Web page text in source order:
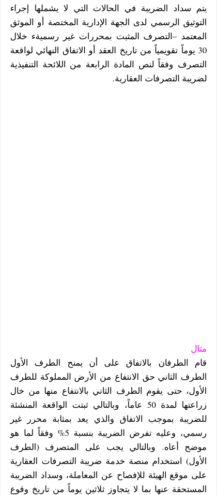
يتم سداد الضريبة في الحالات التي لا يشملها إجراء
التوثيق الرسمي لدى الجهة الإدارية المختصة أو الموثق
المعتمد –التصرف المثبت بمحررات غير رسميةء خلال
30 يوماً تقويمياً من تاريخ العقد أو الاتفاق النهائي لواقعة
التصرف وفقاً لنص المادة الرابعة من اللائحة التنفيذية
لضريبة التصرفات العقارية.
مثال
قام الطرفان بالاتفاق على أن يمنح الطرف الأول
الطرف الثاني حق الانتفاع من الأرض المملوكة للطرف
الأول، حتى يقوم الطرف الثاني بالانتفاع منها من خال
زراعتها لمدة 50 عاماً، وبالتالي ثبتت الواقعة المنشئة
للضريبة بموجب الاتفاق والذي يعد بمثابة محرر غير
رسمي، وعليه تفرض الضريبة بنسبة 5% وفقاً لما هو
موضح أعاه. وبالتالي يجب على المتصرف (الطرف
الأول) استخدام منصة خدمة ضريبة التصرفات العقارية
على موقع الهيئة للإفصاح عن المعاملة، وسداد الضريبة
المستحقة عنها بما لا يتجاوز ثلاثين يوماً من تاريخ وقوع